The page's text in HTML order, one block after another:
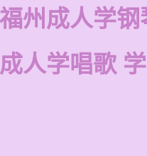
福州成人学
成人学唱歌